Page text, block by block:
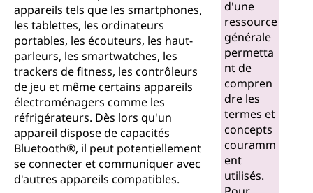
appareils tels que les smartphones,
les tablettes, les ordinateurs
portables, les écouteurs, les haut-
parleurs, les smartwatches, les
trackers de fitness, les contrôleurs
de jeu et même certains appareils
électroménagers comme les
réfrigérateurs. Dès lors qu'un
appareil dispose de capacités
Bluetooth®, il peut potentiellement
se connecter et communiquer avec
d'autres appareils compatibles.
d'une
ressource
générale
permetta
nt de
compren
dre les
termes et
concepts
couramm
ent
utilisés.